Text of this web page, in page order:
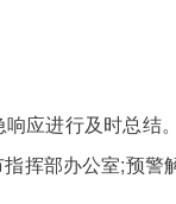
应进行及时总
挥部办公室;预